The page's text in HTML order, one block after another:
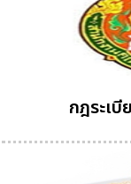
กฎระเบี